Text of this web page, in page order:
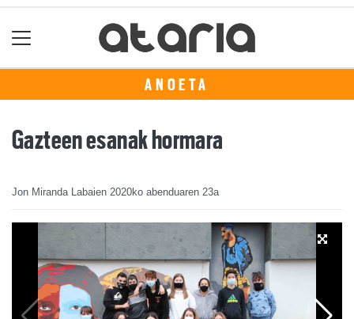
ANOETA
Gazteen esanak hormara
Jon Miranda Labaien 2020ko abenduaren 23a